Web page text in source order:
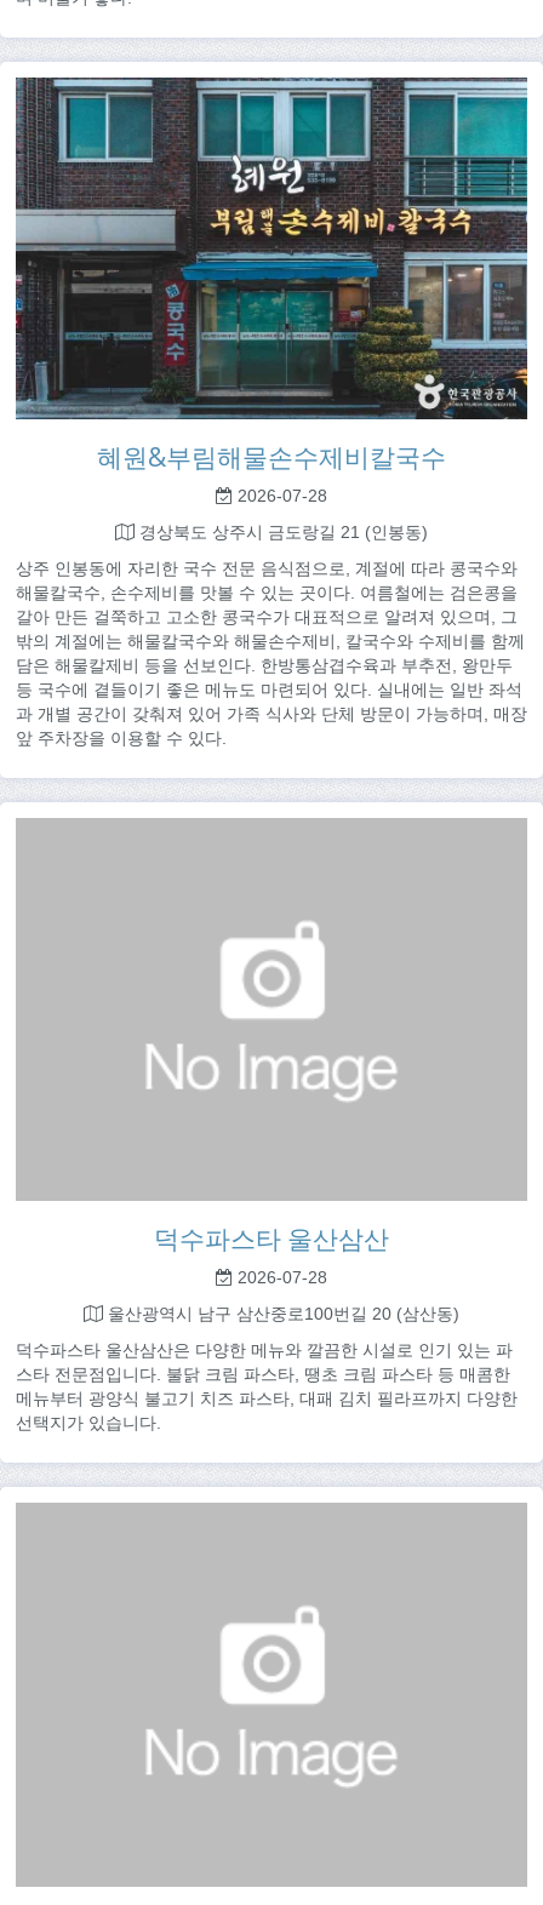
혜원&부림해물손수제비칼국수
2026-07-28
경상북도 상주시 금도랑길 21 (인봉동)
상주 인봉동에 자리한 국수 전문 음식점으로, 계절에 따라 콩국수와
해물칼국수, 손수제비를 맛볼 수 있는 곳이다. 여름철에는 검은콩을
갈아 만든 걸쭉하고 고소한 콩국수가 대표적으로 알려져 있으며, 그
밖의 계절에는 해물칼국수와 해물손수제비, 칼국수와 수제비를 함께
담은 해물칼제비 등을 선보인다. 한방통삼겹수육과 부추전, 왕만두
등 국수에 곁들이기 좋은 메뉴도 마련되어 있다. 실내에는 일반 좌석
과 개별 공간이 갖춰져 있어 가족 식사와 단체 방문이 가능하며, 매장
앞 주차장을 이용할 수 있다.
덕수파스타 울산삼산
2026-07-28
울산광역시 남구 삼산중로100번길 20 (삼산동)
덕수파스타 울산삼산은 다양한 메뉴와 깔끔한 시설로 인기 있는 파
스타 전문점입니다. 불닭 크림 파스타, 땡초 크림 파스타 등 매콤한
메뉴부터 광양식 불고기 치즈 파스타, 대패 김치 필라프까지 다양한
선택지가 있습니다.